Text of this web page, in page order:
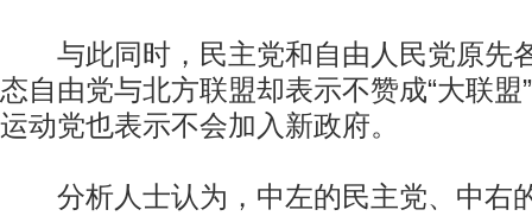
与此同时，民主党和自由人民党原先各
态自由党与北方联盟却表示不赞成“大联盟
运动党也表示不会加入新政府。
分析人士认为，中左的民主党、中右